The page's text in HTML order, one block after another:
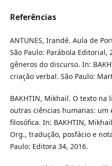
Referências
ANTUNES, Irandé. Aula de
São Paulo: Parábola Editorial,
gêneros do discurso. In:
criação verbal. São Paulo:
BAKHTIN, Mikhail. O texto
outras ciências humanas:
filosófica. In: BAKHTIN,
Org., tradução, posfácio e
Paulo: Editora 34, 2016.